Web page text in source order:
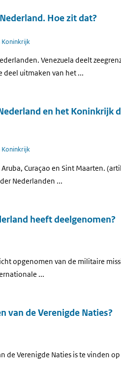
Hoe zit dat?
Koninkrijk
Venezuela deelt
deel uitmaken van het ...
en het Koninkrijk
Koninkrijk
Curaçao en Sint Maarten.
Nederlanden ...
heeft deelgenomen?
opgenomen van de militaire
...
van de Verenigde Naties?
de Verenigde Naties is te vinden